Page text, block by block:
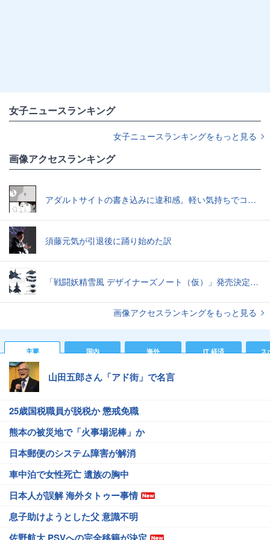
女子ニュースランキング
女子ニュースランキングをもっと見る
画像アクセスランキング
アダルトサイトの書き込みに違和感。軽い気持ちでコメントしてみると…／近畿地方のある場所について（1）
須藤元気が引退後に踊り始めた訳
「戦闘妖精雪風 デザイナーズノート（仮）」発売決定スーパーシルフやメイヴといった名機たちの“線”の妙味
画像アクセスランキングをもっと見る
主要 国内 海外 IT 経済 ス
山田五郎さん「アド街」で名言
25歳国税職員が脱税か 懲戒免職
熊本の被災地で「火事場泥棒」か
日本郵便のシステム障害が解消
車中泊で女性死亡 遺族の胸中
日本人が誤解 海外タトゥー事情
息子助けようとした父 意識不明
佐野航大 PSVへの完全移籍が決定